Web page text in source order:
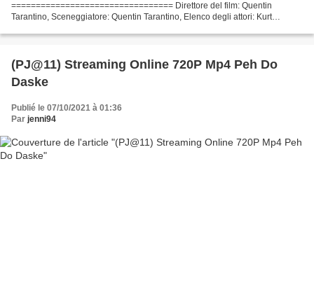
================================= Direttore del film: Quentin
Tarantino, Sceneggiatore: Quentin Tarantino, Elenco degli attori: Kurt
(PJ@11) Streaming Online 720P Mp4 Peh Do
Daske
Publié le 07/10/2021 à 01:36
Par jenni94